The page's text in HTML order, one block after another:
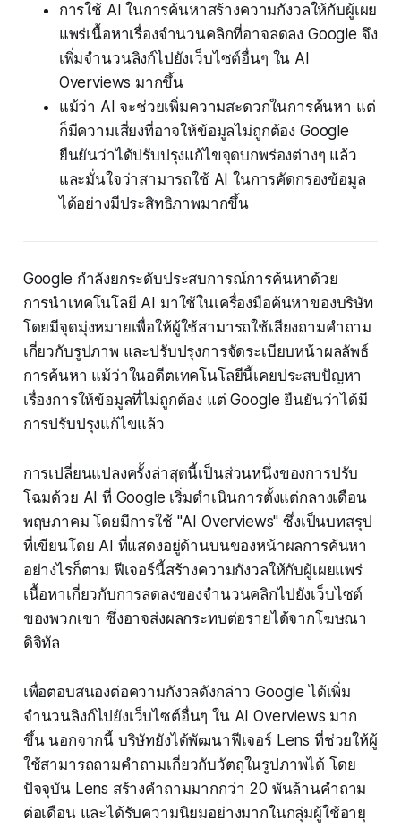
การใช้ AI ในการค้นหาสร้างความกังวลให้กับผู้เผย
แพร่เนื้อหาเรื่องจำนวนคลิกที่อาจลดลง Google จึง
เพิ่มจำนวนลิงก์ไปยังเว็บไซต์อื่นๆ ใน AI
Overviews มากขึ้น
แม้ว่า AI จะช่วยเพิ่มความสะดวกในการค้นหา แต่
ก็มีความเสี่ยงที่อาจให้ข้อมูลไม่ถูกต้อง Google
ยืนยันว่าได้ปรับปรุงแก้ไขจุดบกพร่องต่างๆ แล้ว
และมั่นใจว่าสามารถใช้ AI ในการคัดกรองข้อมูล
ได้อย่างมีประสิทธิภาพมากขึ้น
Google กำลังยกระดับประสบการณ์การค้นหาด้วย
การนำเทคโนโลยี AI มาใช้ในเครื่องมือค้นหาของบริษัท
โดยมีจุดมุ่งหมายเพื่อให้ผู้ใช้สามารถใช้เสียงถามคำถาม
เกี่ยวกับรูปภาพ และปรับปรุงการจัดระเบียบหน้าผลลัพธ์
การค้นหา แม้ว่าในอดีตเทคโนโลยีนี้เคยประสบปัญหา
เรื่องการให้ข้อมูลที่ไม่ถูกต้อง แต่ Google ยืนยันว่าได้มี
การปรับปรุงแก้ไขแล้ว
การเปลี่ยนแปลงครั้งล่าสุดนี้เป็นส่วนหนึ่งของการปรับ
โฉมด้วย AI ที่ Google เริ่มดำเนินการตั้งแต่กลางเดือน
พฤษภาคม โดยมีการใช้ "AI Overviews" ซึ่งเป็นบทสรุป
ที่เขียนโดย AI ที่แสดงอยู่ด้านบนของหน้าผลการค้นหา
อย่างไรก็ตาม ฟีเจอร์นี้สร้างความกังวลให้กับผู้เผยแพร่
เนื้อหาเกี่ยวกับการลดลงของจำนวนคลิกไปยังเว็บไซต์
ของพวกเขา ซึ่งอาจส่งผลกระทบต่อรายได้จากโฆษณา
ดิจิทัล
เพื่อตอบสนองต่อความกังวลดังกล่าว Google ได้เพิ่ม
จำนวนลิงก์ไปยังเว็บไซต์อื่นๆ ใน AI Overviews มาก
ขึ้น นอกจากนี้ บริษัทยังได้พัฒนาฟีเจอร์ Lens ที่ช่วยให้ผู้
ใช้สามารถถามคำถามเกี่ยวกับวัตถุในรูปภาพได้ โดย
ปัจจุบัน Lens สร้างคำถามมากกว่า 20 พันล้านคำถาม
ต่อเดือน และได้รับความนิยมอย่างมากในกลุ่มผู้ใช้อายุ